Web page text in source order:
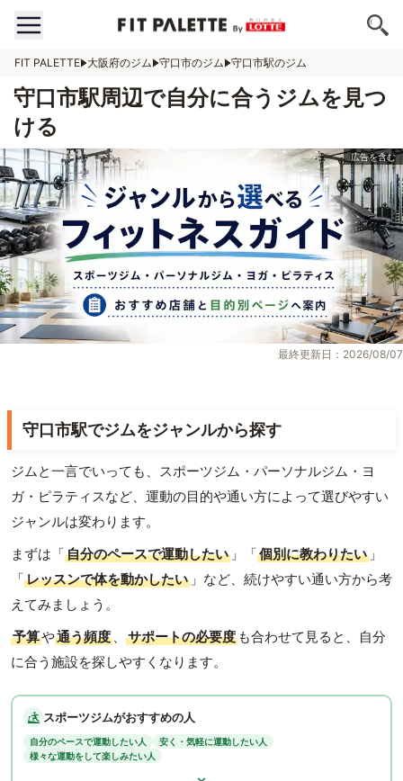
FIT PALETTE 大阪府のジム 守口市のジム 守口市駅のジム
守口市駅周辺で自分に合うジムを見つ
ける
最終更新日：2026/08/07
守口市駅でジムをジャンルから探す
ジムと一言でいっても、スポーツジム・パーソナルジム・ヨ
ガ・ピラティスなど、運動の目的や通い方によって選びやすい
ジャンルは変わります。
まずは「自分のペースで運動したい 」「個別に教わりたい 」
「レッスンで体を動かしたい 」など、続けやすい通い方から考
えてみましょう。
予算や通う頻度 、 サポートの必要度 も合わせて見ると、自分
に合う施設を探しやすくなります。
スポーツジムがおすすめの人
自分のペースで運動したい人
安く・気軽に運動したい人
様々な運動をして楽しみたい人